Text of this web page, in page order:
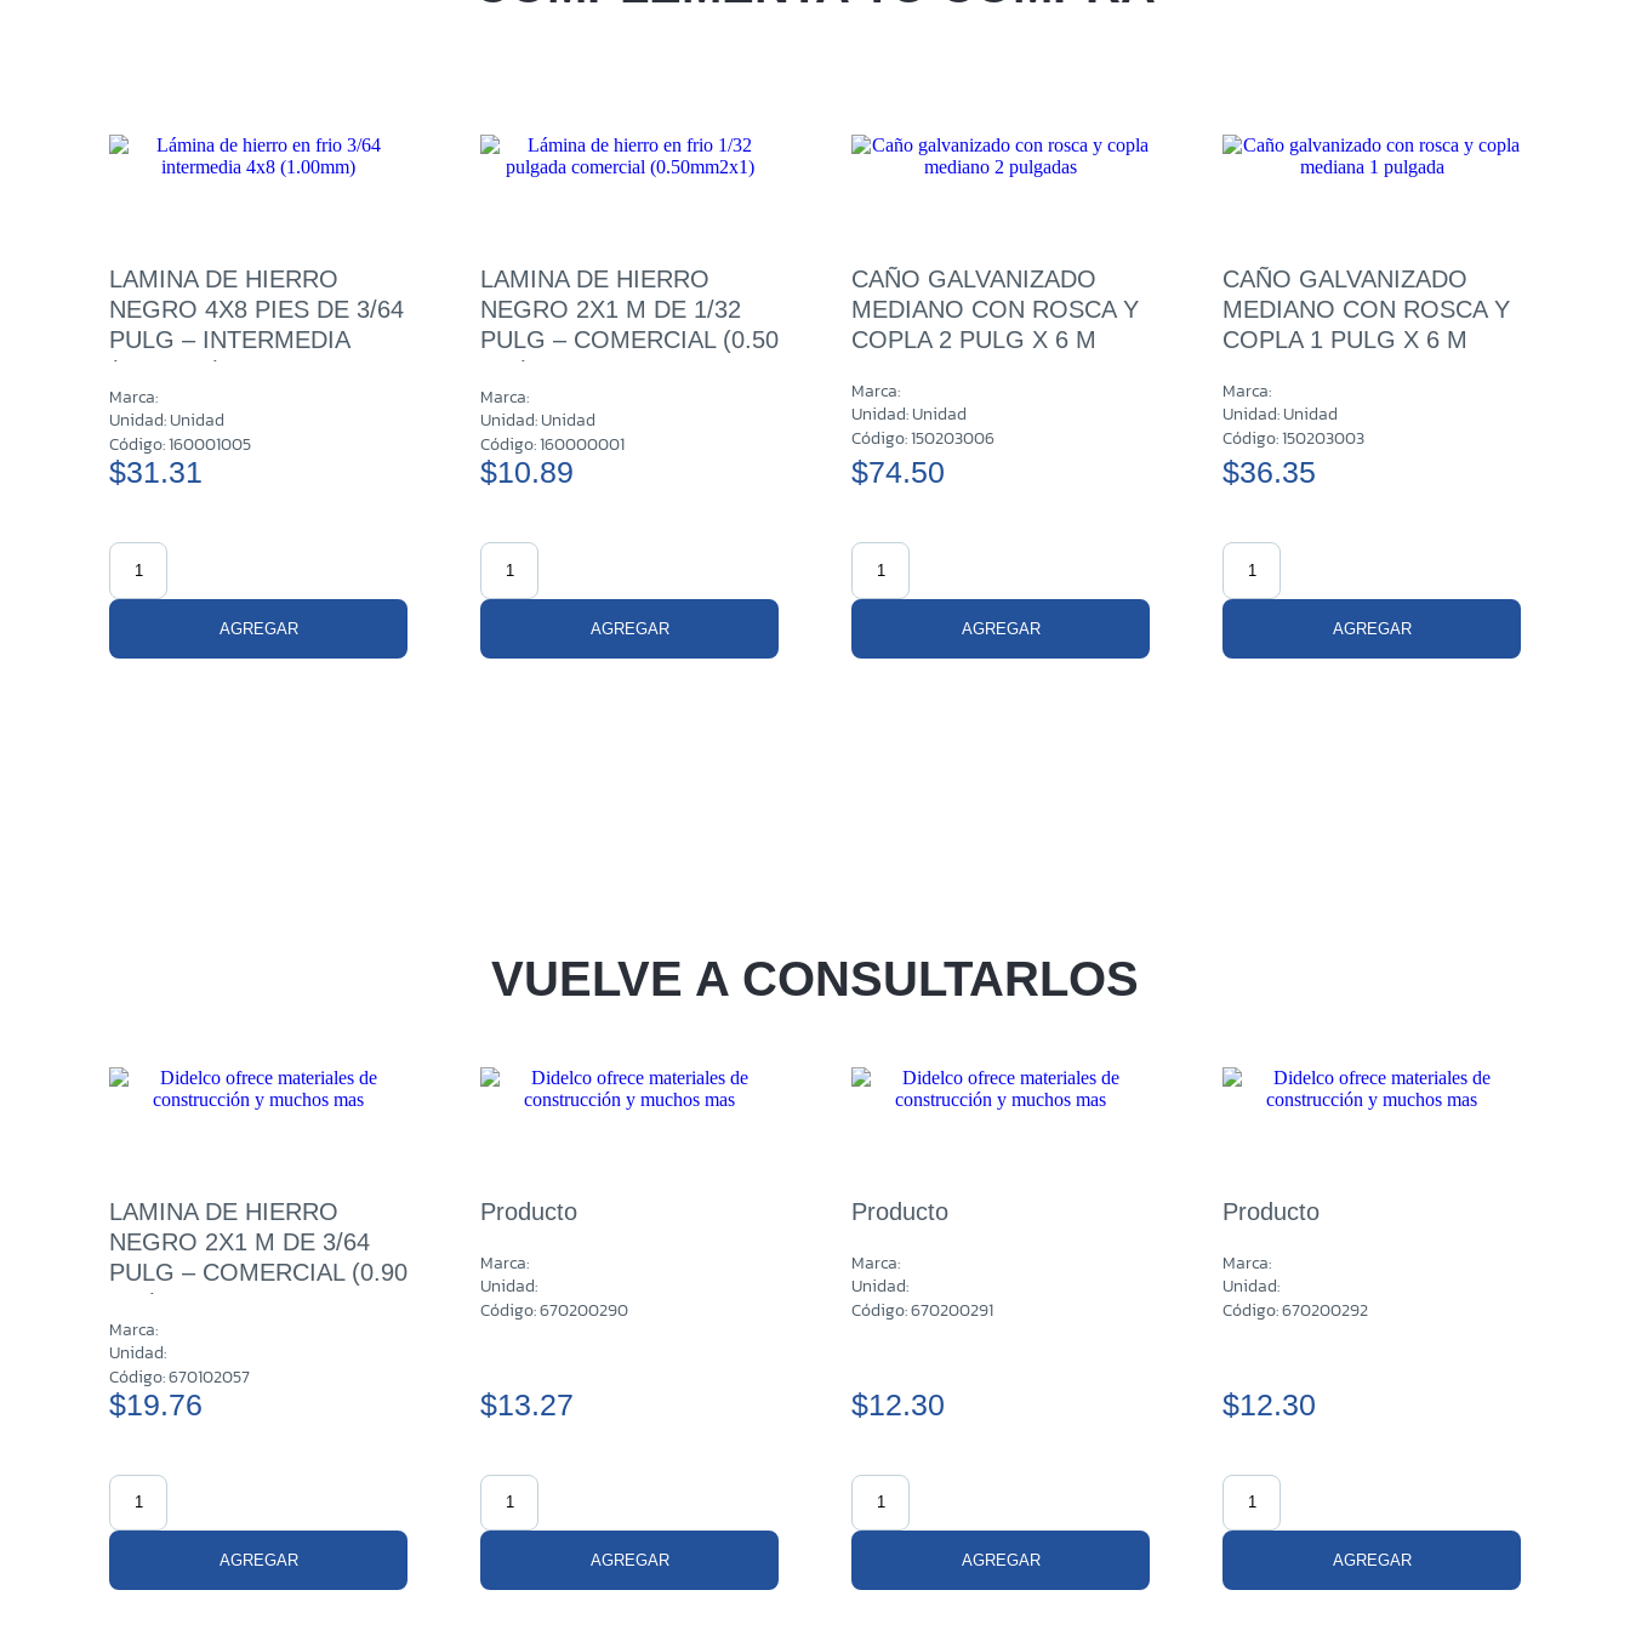
Santa Rosa
Sucursal
San Martin
LAMINA DE HIERRO
NEGRO 4X8 PIES DE 3/64
PULG – INTERMEDIA
(1.00 MM)
Marca:
Unidad: Unidad
Código: 160001005
$31.31
AGREGAR
LAMINA DE HIERRO
NEGRO 2X1 M DE 1/32
PULG – COMERCIAL (0.50
MM)
Marca:
Unidad: Unidad
Código: 160000001
$10.89
AGREGAR
CAÑO GALVANIZADO
MEDIANO CON ROSCA Y
COPLA 2 PULG X 6 M
Marca:
Unidad: Unidad
Código: 150203006
$74.50
AGREGAR
CAÑO GALVANIZADO
MEDIANO CON ROSCA Y
COPLA 1 PULG X 6 M
Marca:
Unidad: Unidad
Código: 150203003
$36.35
AGREGAR
VUELVE A CONSULTARLOS
LAMINA DE HIERRO
NEGRO 2X1 M DE 3/64
PULG – COMERCIAL (0.90
MM)
Marca:
Unidad:
Código: 670102057
$19.76
AGREGAR
Producto
Marca:
Unidad:
Código: 670200290
$13.27
AGREGAR
Producto
Marca:
Unidad:
Código: 670200291
$12.30
AGREGAR
Producto
Marca:
Unidad:
Código: 670200292
$12.30
AGREGAR